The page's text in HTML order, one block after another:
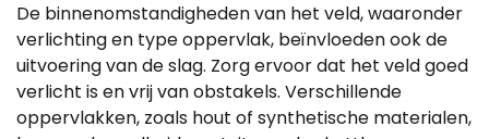
De binnenomstandigheden van het veld, waaronder
verlichting en type oppervlak, beïnvloeden ook de
uitvoering van de slag. Zorg ervoor dat het veld goed
verlicht is en vrij van obstakels. Verschillende
oppervlakken, zoals hout of synthetische materialen,